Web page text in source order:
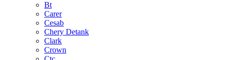
Bt
Carer
Cesab
Chery Detank
Clark
Crown